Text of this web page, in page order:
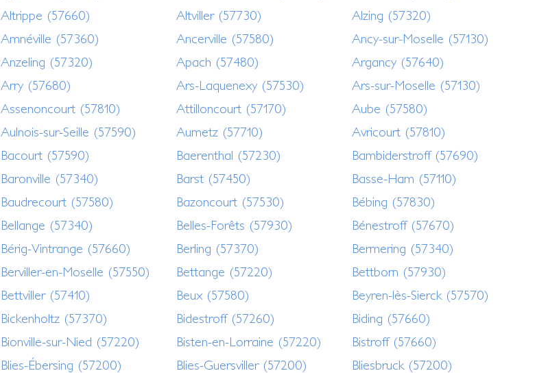
Altrippe (57660) Altviller (57730)
Alzing (57320)
Amnéville (57360) Ancerville (57580)
Ancy-sur-Moselle (57130)
Anzeling (57320) Apach (57480)
Argancy (57640)
Arry (57680) Ars-Laquenexy (57530)
Ars-sur-Moselle (57130)
Assenoncourt (57810) Attilloncourt (57170)
Aube (57580)
Aulnois-sur-Seille (57590) Aumetz (57710)
Avricourt (57810)
Bacourt (57590) Baerenthal (57230)
Bambiderstroff (57690)
Baronville (57340) Barst (57450)
Basse-Ham (57110)
Baudrecourt (57580) Bazoncourt (57530)
Bébing (57830)
Bellange (57340) Belles-Forêts (57930)
Bénestroff (57670)
Bérig-Vintrange (57660) Berling (57370)
Bermering (57340)
Berviller-en-Moselle (57550) Bettange (57220)
Bettborn (57930)
Bettviller (57410) Beux (57580)
Beyren-lès-Sierck (57570)
Bickenholtz (57370) Bidestroff (57260)
Biding (57660)
Bionville-sur-Nied (57220) Bisten-en-Lorraine (57220)
Bistroff (57660)
Blies-Ébersing (57200) Blies-Guersviller (57200)
Bliesbruck (57200)